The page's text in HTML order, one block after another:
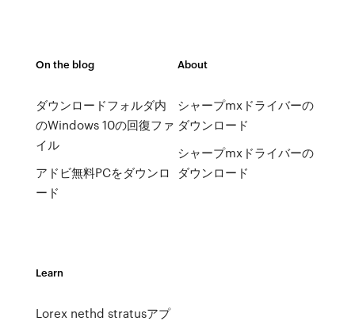
On the blog
ダウンロードフォルダ内
のWindows 10の回復ファ
イル
アドビ無料PCをダウンロ
ード
About
シャープmxドライバーの
ダウンロード
シャープmxドライバーの
ダウンロード
Learn
Lorex nethd stratusアプ